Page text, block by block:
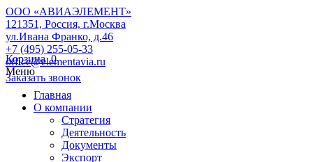
ООО «АВИАЭЛЕМЕНТ»
121351, Россия, г.Москва
ул.Ивана Франко, д.46
+7 (495) 255-05-33
office@elementavia.ru
Заказать звонок
Корзина0
Меню
Главная
О компании
Стратегия
Деятельность
Документы
Экспорт